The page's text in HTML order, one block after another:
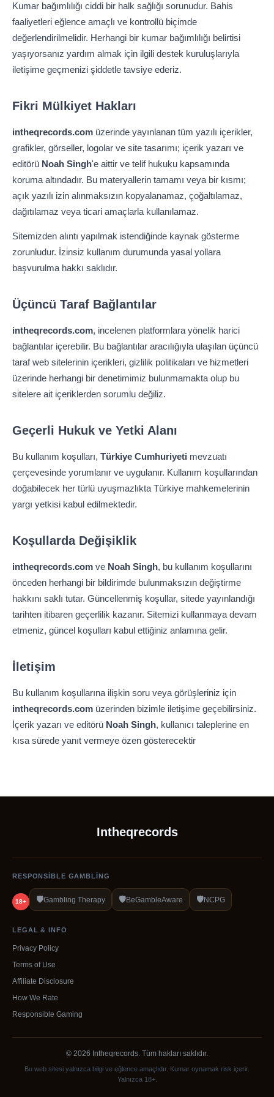
Kumar bağımlılığı ciddi bir halk sağlığı sorunudur. Bahis
faaliyetleri eğlence amaçlı ve kontrollü biçimde
değerlendirilmelidir. Herhangi bir kumar bağımlılığı belirtisi
yaşıyorsanız yardım almak için ilgili destek kuruluşlarıyla
iletişime geçmenizi şiddetle tavsiye ederiz.
Fikri Mülkiyet Hakları
intheqrecords.com üzerinde yayınlanan tüm yazılı içerikler,
grafikler, görseller, logolar ve site tasarımı; içerik yazarı ve
editörü Noah Singh'e aittir ve telif hukuku kapsamında
koruma altındadır. Bu materyallerin tamamı veya bir kısmı;
açık yazılı izin alınmaksızın kopyalanamaz, çoğaltılamaz,
dağıtılamaz veya ticari amaçlarla kullanılamaz.
Sitemizden alıntı yapılmak istendiğinde kaynak gösterme
zorunludur. İzinsiz kullanım durumunda yasal yollara
başvurulma hakkı saklıdır.
Üçüncü Taraf Bağlantılar
intheqrecords.com, incelenen platformlara yönelik harici
bağlantılar içerebilir. Bu bağlantılar aracılığıyla ulaşılan üçüncü
taraf web sitelerinin içerikleri, gizlilik politikaları ve hizmetleri
üzerinde herhangi bir denetimimiz bulunmamakta olup bu
sitelere ait içeriklerden sorumlu değiliz.
Geçerli Hukuk ve Yetki Alanı
Bu kullanım koşulları, Türkiye Cumhuriyeti mevzuatı
çerçevesinde yorumlanır ve uygulanır. Kullanım koşullarından
doğabilecek her türlü uyuşmazlıkta Türkiye mahkemelerinin
yargı yetkisi kabul edilmektedir.
Koşullarda Değişiklik
intheqrecords.com ve Noah Singh, bu kullanım koşullarını
önceden herhangi bir bildirimde bulunmaksızın değiştirme
hakkını saklı tutar. Güncellenmiş koşullar, sitede yayınlandığı
tarihten itibaren geçerlilik kazanır. Sitemizi kullanmaya devam
etmeniz, güncel koşulları kabul ettiğiniz anlamına gelir.
İletişim
Bu kullanım koşullarına ilişkin soru veya görüşleriniz için
intheqrecords.com üzerinden bizimle iletişime geçebilirsiniz.
İçerik yazarı ve editörü Noah Singh, kullanıcı taleplerine en
kısa sürede yanıt vermeye özen gösterecektir
Intheqrecords
RESPONSIBLE GAMBLING
18+ 🛡️Gambling Therapy 🛡️BeGambleAware 🛡️NCPG
LEGAL & INFO
Privacy Policy
Terms of Use
Affiliate Disclosure
How We Rate
Responsible Gaming
© 2026 Intheqrecords. Tüm hakları saklıdır.
Bu web sitesi yalnızca bilgi ve eğlence amaçlıdır. Kumar oynamak risk içerir.
Yalnızca 18+.